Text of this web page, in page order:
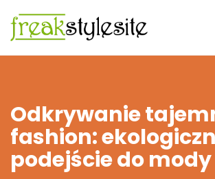
Odkrywanie
fashion:
podejście do mody